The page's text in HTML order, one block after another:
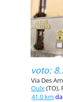
voto:
Via Des
Oulx(TO),
41.0 km